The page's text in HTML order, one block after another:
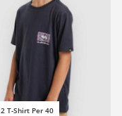
2 T-Shirt Per 40